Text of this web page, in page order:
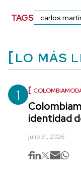
TAGS carlos
LO MÁS
1
identidad
julio 31, 2026